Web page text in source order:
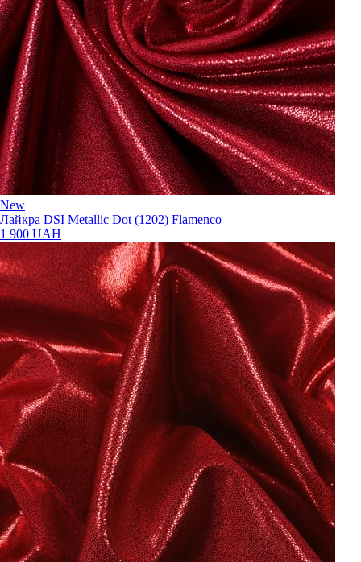
New
Лайкра DSI Metallic Dot (1202) Flamenco
1 900 UAH